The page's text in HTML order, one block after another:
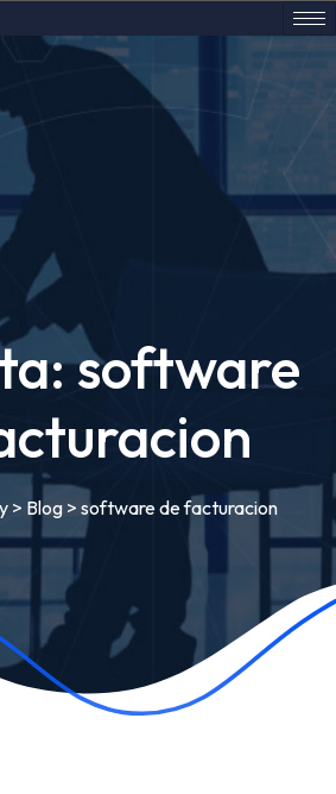
software
> Blog > software de facturacion